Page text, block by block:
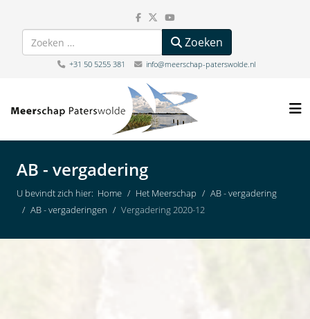
Zoeken Zoeken
+31 50 5255 381 info@meerschap-paterswolde.nl
AB - vergadering
U bevindt zich hier: Home Het Meerschap
AB - vergadering
AB - vergaderingen
Vergadering 2020-12